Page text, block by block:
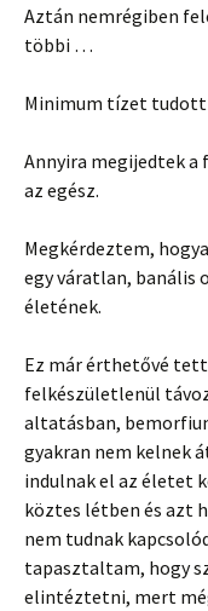
Aztán nemrégiben
többi …
Minimum tízet
Annyira megijedtek a
az egész.
Megkérdeztem,
egy váratlan,
életének.
Ez már érthetővé
felkészületlenül
altatásban,
gyakran nem kelnek
indulnak el az életet
köztes létben és azt
nem tudnak
tapasztaltam, hogy
elintéztetni, mert